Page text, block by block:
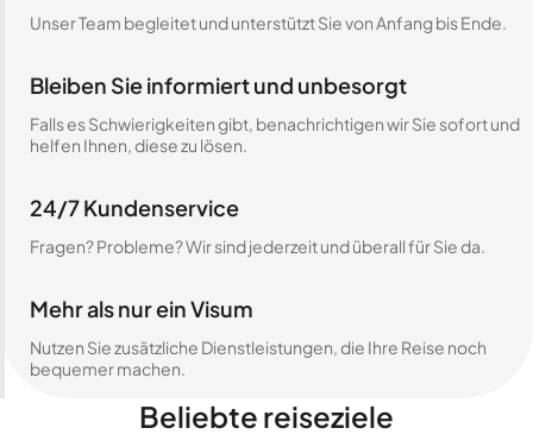
Unser Team begleitet und unterstützt Sie von Anfang bis Ende.
Bleiben Sie informiert und unbesorgt
Falls es Schwierigkeiten gibt, benachrichtigen wir Sie sofort und
helfen Ihnen, diese zu lösen.
24/7 Kundenservice
Fragen? Probleme? Wir sind jederzeit und überall für Sie da.
Mehr als nur ein Visum
Nutzen Sie zusätzliche Dienstleistungen, die Ihre Reise noch
bequemer machen.
Beliebte reiseziele